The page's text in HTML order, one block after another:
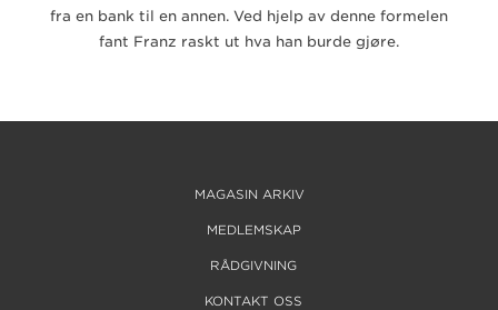
fra en bank til en annen. Ved hjelp av denne formelen
fant Franz raskt ut hva han burde gjøre.
MAGASIN ARKIV
MEDLEMSKAP
RÅDGIVNING
KONTAKT OSS